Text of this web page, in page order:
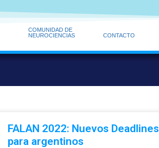
COMUNIDAD DE
NEUROCIENCIAS
CONTACTO
FALAN 2022: Nuevos Deadlines
para argentinos